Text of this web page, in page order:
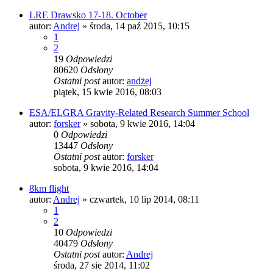
LRE Drawsko 17-18. October
autor: Andrej » środa, 14 paź 2015, 10:15
1
2
19 Odpowiedzi
80620 Odsłony
Ostatni postautor: andżej
piątek, 15 kwie 2016, 08:03
ESA/ELGRA Gravity-Related Research Summer School
autor: forsker» sobota, 9 kwie 2016, 14:04
0 Odpowiedzi
13447 Odsłony
Ostatni postautor: forsker
sobota, 9 kwie 2016, 14:04
8km flight
autor: Andrej » czwartek, 10 lip 2014, 08:11
1
2
10 Odpowiedzi
40479 Odsłony
Ostatni postautor: Andrej
środa, 27 sie 2014, 11:02